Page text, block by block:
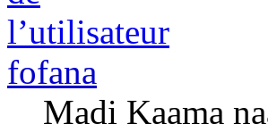
fofana
Madi Kaama